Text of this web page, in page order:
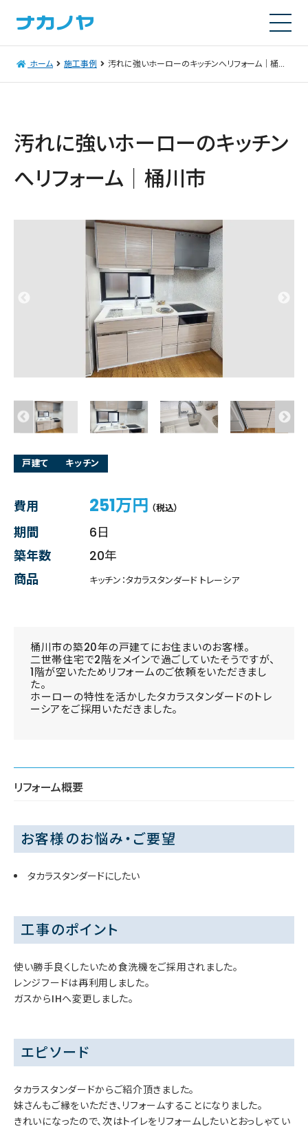
ホーム 施工事例 汚れに強いホーローのキッチンへリフォーム｜桶川市
汚れに強いホーローのキッチン
へリフォーム｜桶川市
戸建て キッチン
費用 251万円 （税込）
期間
6日
築年数
20年
商品
キッチン：タカラスタンダード トレーシア
桶川市の築20年の戸建てにお住まいのお客様。
二世帯住宅で2階をメインで過ごしていたそうですが、
1階が空いたためリフォームのご依頼をいただきまし
た。
ホーローの特性を活かしたタカラスタンダードのトレ
ーシアをご採用いただきました。
リフォーム概要
お客様のお悩み・ご要望
タカラスタンダードにしたい
工事のポイント
使い勝手良くしたいため食洗機をご採用されました。
レンジフードは再利用しました。
ガスからIHへ変更しました。
エピソード
タカラスタンダードからご紹介頂きました。
妹さんもご縁をいただき、リフォームすることになりました。
きれいになったので、次はトイレをリフォームしたいとおっしゃてい